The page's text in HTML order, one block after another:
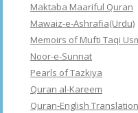
Maktaba Maariful Quran
Mawaiz-e-Ashrafia(Urdu)
Memoirs of Mufti Taqi
Noor-e-Sunnat
Pearls of Tazkiya
Quran al-Kareem
Quran-English